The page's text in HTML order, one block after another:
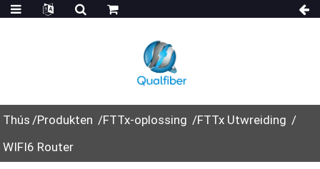
Thús Produkten FTTx-oplossing
FTTx Utwreiding
WIFI6 Router